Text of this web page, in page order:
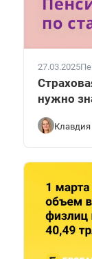
27.03.2025
нужно
Клавдия